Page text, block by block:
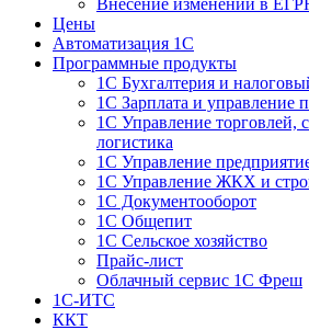
Внесение изменений в
Цены
Автоматизация 1С
Программные продукты
1С Бухгалтерия и
1С Зарплата и управление
1С Управление торговлей,
логистика
1С Управление
1С Управление ЖКХ и
1С Документооборот
1С Общепит
1С Сельское хозяйство
Прайс-лист
Облачный сервис 1С Фреш
1С-ИТС
ККТ